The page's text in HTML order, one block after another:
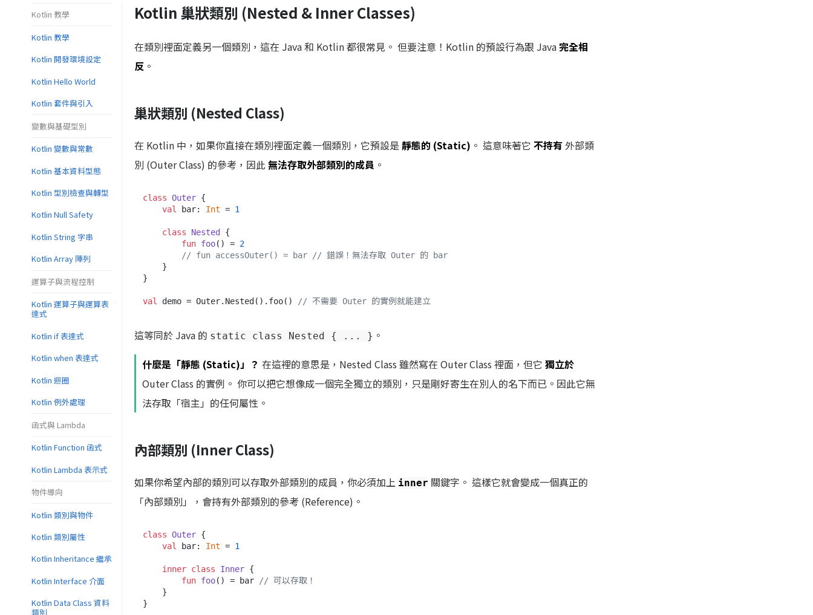
Kotlin 巢狀類別 (Nested & Inner Classes)
在類別裡面定義另一個類別，這在 Java 和 Kotlin 都很常見。 但要注意！Kotlin 的預設行為跟 Java 完全相
反 。
巢狀類別 (Nested Class)
在 Kotlin 中，如果你直接在類別裡面定義一個類別，它預設是靜態的 (Static) 。 這意味著它 不持有外部類
別 (Outer Class) 的參考，因此 無法存取外部類別的成員 。
class Outer {
val
bar: Int = 1
class Nested
{
fun foo() = 2
// fun accessOuter() = bar // 錯誤！無法存取 Outer 的 bar
}
val demo = Outer.Nested().foo() // 不需要 Outer 的實例就能建立
這等同於 Java 的 static class Nested { ... } 。
什麼是「靜態 (Static)」？ 在這裡的意思是，Nested Class 雖然寫在 Outer Class 裡面，但它 獨立於
Outer Class 的實例。 你可以把它想像成一個完全獨立的類別，只是剛好寄生在別人的名下而已。因此它無
法存取「宿主」的任何屬性。
內部類別 (Inner Class)
如果你希望內部的類別可以存取外部類別的成員，你必須加上 inner 關鍵字。 這樣它就會變成一個真正的
「內部類別」，會持有外部類別的參考 (Reference)。
class Outer {
val bar: Int = 1
inner class Inner {
fun foo() = bar // 可以存取！
}
Kotlin 教學
Kotlin 教學
Kotlin 開發環境設定
Kotlin Hello World
Kotlin 套件與引入
變數與基礎型別
Kotlin 變數與常數
Kotlin 基本資料型態
Kotlin 型別檢查與轉型
Kotlin Null Safety
Kotlin String 字串
Kotlin Array 陣列
運算子與流程控制
Kotlin 運算子與運算表
達式
Kotlin if 表達式
Kotlin when 表達式
Kotlin 迴圈
Kotlin 例外處理
函式與 Lambda
Kotlin Function 函式
Kotlin Lambda 表示式
物件導向
Kotlin 類別與物件
Kotlin 類別屬性
Kotlin Inheritance 繼承
Kotlin Interface 介面
Kotlin Data Class 資料
類別